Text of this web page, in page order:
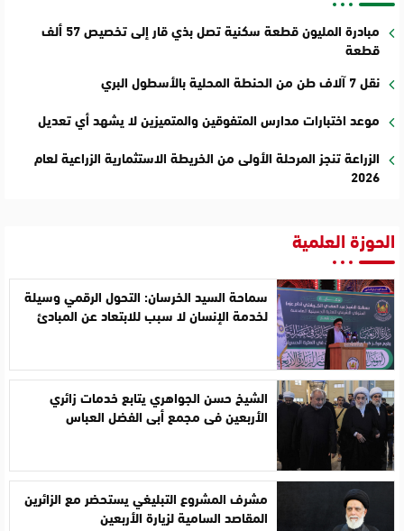
مبادرة المليون قطعة سكنية تصل بذي قار إلى تخصيص 57 ألف
قطعة
نقل 7 آلاف طن من الحنطة المحلية بالأسطول البري
موعد اختبارات مدارس المتفوقين والمتميزين لا يشهد أي تعديل
الزراعة تنجز المرحلة الأولى من الخريطة الاستثمارية الزراعية لعام
2026
الحوزة العلمية
سماحة السيد الخرسان: التحول الرقمي وسيلة
لخدمة الإنسان لا سبب للابتعاد عن المبادئ
الشيخ حسن الجواهري يتابع خدمات زائري
الأربعين في مجمع أبي الفضل العباس
مشرف المشروع التبليغي يستحضر مع الزائرين
المقاصد السامية لزيارة الأربعين